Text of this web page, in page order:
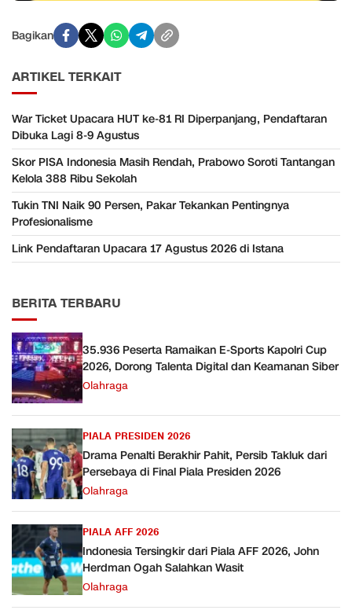
Bagikan
ARTIKEL TERKAIT
War Ticket Upacara HUT ke-81 RI Diperpanjang, Pendaftaran
Dibuka Lagi 8-9 Agustus
Skor PISA Indonesia Masih Rendah, Prabowo Soroti Tantangan
Kelola 388 Ribu Sekolah
Tukin TNI Naik 90 Persen, Pakar Tekankan Pentingnya
Profesionalisme
Link Pendaftaran Upacara 17 Agustus 2026 di Istana
BERITA TERBARU
35.936 Peserta Ramaikan E-Sports Kapolri Cup
2026, Dorong Talenta Digital dan Keamanan Siber
Olahraga
PIALA PRESIDEN 2026
Drama Penalti Berakhir Pahit, Persib Takluk dari
Persebaya di Final Piala Presiden 2026
Olahraga
PIALA AFF 2026
Indonesia Tersingkir dari Piala AFF 2026, John
Herdman Ogah Salahkan Wasit
Olahraga